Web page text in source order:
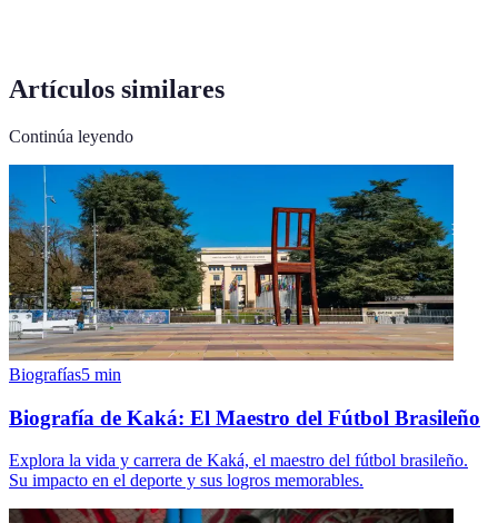
Artículos similares
Continúa leyendo
Biografías5 min
Biografía de Kaká: El Maestro del Fútbol Brasileño
Explora la vida y carrera de Kaká, el maestro del fútbol brasileño.
Su impacto en el deporte y sus logros memorables.